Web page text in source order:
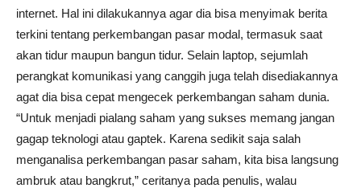
internet. Hal ini dilakukannya agar dia bisa menyimak berita
terkini tentang perkembangan pasar modal, termasuk saat
akan tidur maupun bangun tidur. Selain laptop, sejumlah
perangkat komunikasi yang canggih juga telah disediakannya
agat dia bisa cepat mengecek perkembangan saham dunia.
“Untuk menjadi pialang saham yang sukses memang jangan
gagap teknologi atau gaptek. Karena sedikit saja salah
menganalisa perkembangan pasar saham, kita bisa langsung
ambruk atau bangkrut,” ceritanya pada penulis, walau